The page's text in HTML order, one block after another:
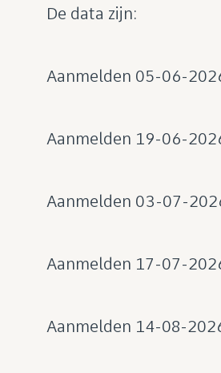
De data zijn:
Aanmelden 05-06-
Aanmelden 19-06-
Aanmelden 03-07-
Aanmelden 17-07-
Aanmelden 14-08-